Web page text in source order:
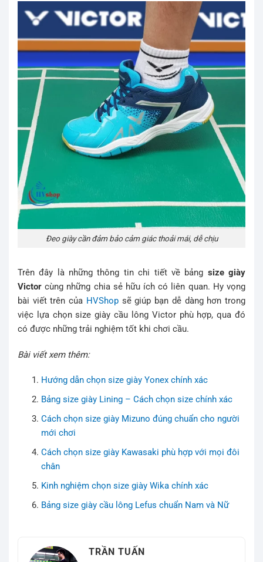
Đeo giày cần đảm bảo cảm giác thoải mái, dễ chịu
Trên đây là những thông tin chi tiết về bảng size giày
Victor cùng những chia sẻ hữu ích có liên quan. Hy vọng
bài viết trên của HVShopsẽ giúp bạn dễ dàng hơn trong
việc lựa chọn size giày cầu lông Victor phù hợp, qua đó
có được những trải nghiệm tốt khi chơi cầu.
Bài viết xem thêm:
Hướng dẫn chọn size giày Yonex chính xác
Bảng size giày Lining – Cách chọn size chính xác
Cách chọn size giày Mizuno đúng chuẩn cho người
mới chơi
Cách chọn size giày Kawasaki phù hợp với mọi đôi
chân
Kinh nghiệm chọn size giày Wika chính xác
Bảng size giày cầu lông Lefus chuẩn Nam và Nữ
TRẦN TUẤN